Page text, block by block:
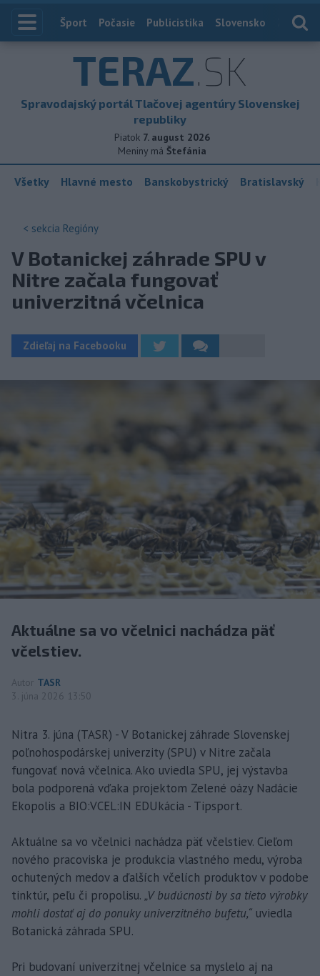
Index
Šport Počasie Publicistika Slovensko
TERAZ.SK
Spravodajský portál Tlačovej agentúry Slovenskej
republiky
Piatok 7. august 2026
Meniny má Štefánia
Všetky Hlavné mesto Banskobystrický Bratislavský
< sekcia Regióny
V Botanickej záhrade SPU v
Nitre začala fungovať
univerzitná včelnica
Zdieľaj na Facebooku
Aktuálne sa vo včelnici nachádza päť
včelstiev.
Autor TASR
3. júna 2026 13:50
Nitra 3. júna (TASR) - V Botanickej záhrade Slovenskej
poľnohospodárskej univerzity (SPU) v Nitre začala
fungovať nová včelnica. Ako uviedla SPU, jej výstavba
bola podporená vďaka projektom Zelené oázy Nadácie
Ekopolis a BIO:VCEL:IN EDUkácia - Tipsport.
Aktuálne sa vo včelnici nachádza päť včelstiev. Cieľom
nového pracoviska je produkcia vlastného medu, výroba
ochutených medov a ďalších včelích produktov v podobe
tinktúr, peľu či propolisu. „V budúcnosti by sa tieto výrobky
mohli dostať aj do ponuky univerzitného bufetu,“ uviedla
Botanická záhrada SPU.
Pri budovaní univerzitnej včelnice sa myslelo aj na